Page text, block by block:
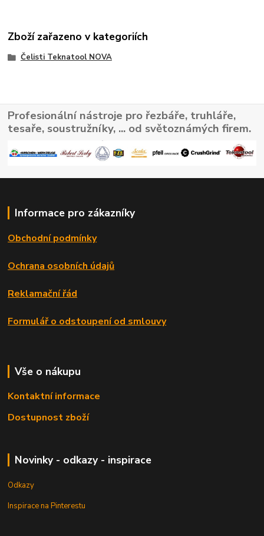
Zboží zařazeno v kategoriích
Čelisti Teknatool NOVA
Profesionální nástroje pro řezbáře, truhláře,
tesaře, soustružníky, ... od světoznámých firem.
Informace pro zákazníky
Obchodní podmínky
Ochrana osobních údajů
Reklamační řád
Formulář o odstoupení od smlouvy
Vše o nákupu
Kontaktní informace
Dostupnost zboží
Novinky - odkazy - inspirace
Odkazy
Inspirace na Pinterestu